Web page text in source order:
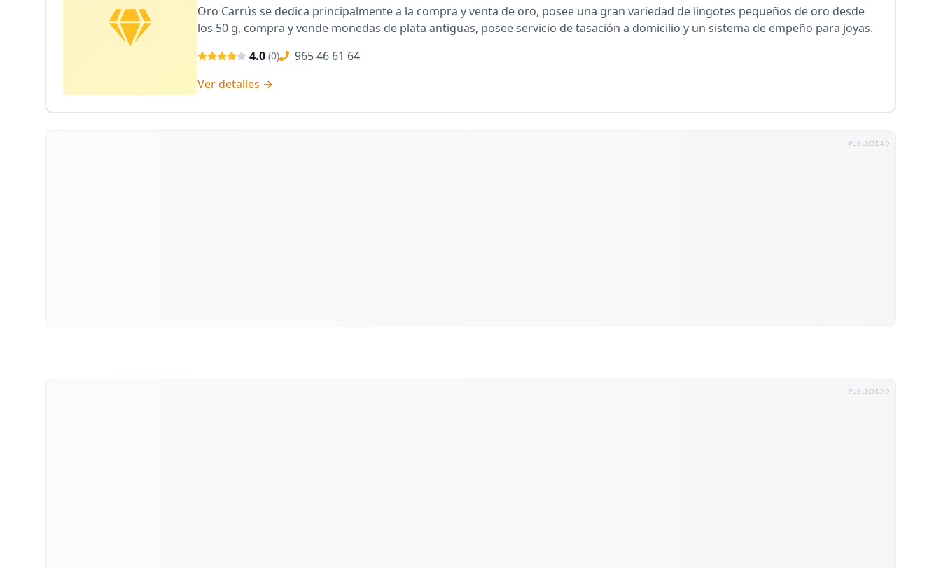
Oro Carrús se dedica principalmente a la compra y venta de oro, posee una gran variedad de lingotes pequeños de oro desde
los 50 g, compra y vende monedas de plata antiguas, posee servicio de tasación a domicilio y un sistema de empeño para joyas.
4.0 (0)
965 46 61 64
Ver detalles →
PUBLICIDAD
PUBLICIDAD